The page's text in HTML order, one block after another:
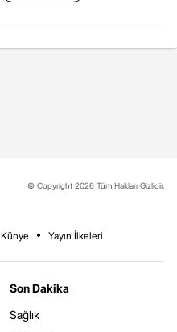
© Copyright 2026 Tüm Hakları Gizlidir.
Künye Yayın İlkeleri
Son Dakika
Sağlık